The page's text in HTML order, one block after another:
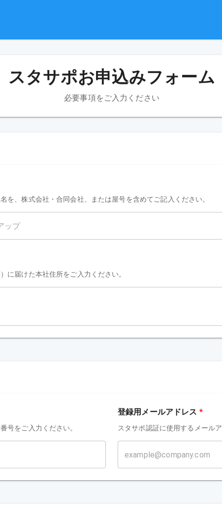
スタサポお申込みフォーム
必要事項をご入力ください
を、株式会社・合同会社、または屋号を含めてご記入ください。
に届けた本社住所をご入力ください。
号をご入力ください。
登録用メールアドレス *
スタサポ認証に使用するメール